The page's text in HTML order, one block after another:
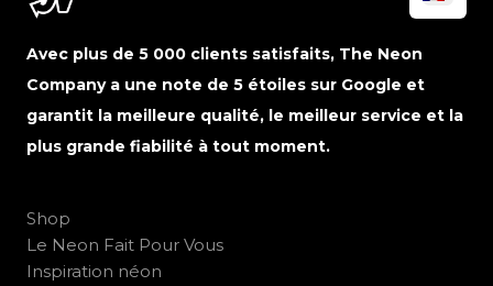
Avec plus de 5 000 clients satisfaits, The Neon
Company a une note de 5 étoiles sur Google et
garantit la meilleure qualité, le meilleur service et la
plus grande fiabilité à tout moment.
Shop
Le Neon Fait Pour Vous
Inspiration néon